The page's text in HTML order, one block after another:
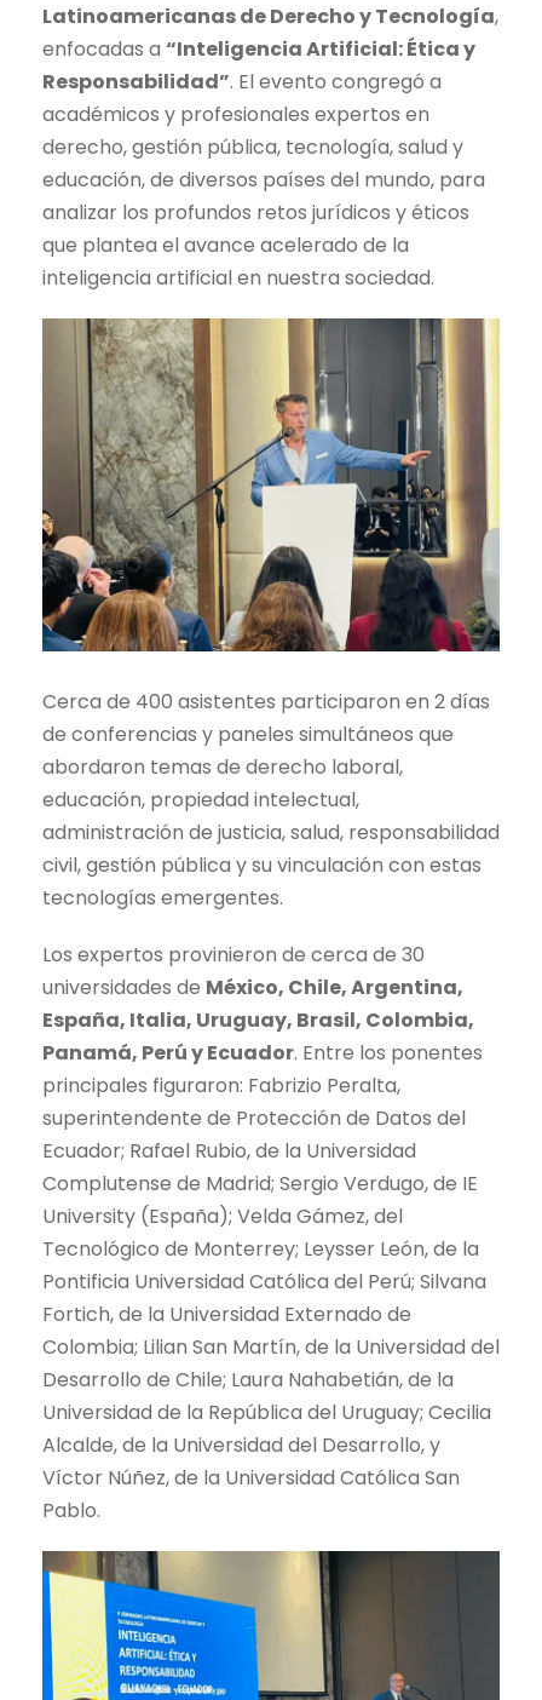
Latinoamericanas de Derecho y Tecnología,
enfocadas a “Inteligencia Artificial: Ética y
Responsabilidad”. El evento congregó a
académicos y profesionales expertos en
derecho, gestión pública, tecnología, salud y
educación, de diversos países del mundo, para
analizar los profundos retos jurídicos y éticos
que plantea el avance acelerado de la
inteligencia artificial en nuestra sociedad.
Cerca de 400 asistentes participaron en 2 días
de conferencias y paneles simultáneos que
abordaron temas de derecho laboral,
educación, propiedad intelectual,
administración de justicia, salud, responsabilidad
civil, gestión pública y su vinculación con estas
tecnologías emergentes.
Los expertos provinieron de cerca de 30
universidades de México, Chile, Argentina,
España, Italia, Uruguay, Brasil, Colombia,
Panamá, Perú y Ecuador. Entre los ponentes
principales figuraron: Fabrizio Peralta,
superintendente de Protección de Datos del
Ecuador; Rafael Rubio, de la Universidad
Complutense de Madrid; Sergio Verdugo, de IE
University (España); Velda Gámez, del
Tecnológico de Monterrey; Leysser León, de la
Pontificia Universidad Católica del Perú; Silvana
Fortich, de la Universidad Externado de
Colombia; Lilian San Martín, de la Universidad del
Desarrollo de Chile; Laura Nahabetián, de la
Universidad de la República del Uruguay; Cecilia
Alcalde, de la Universidad del Desarrollo, y
Víctor Núñez, de la Universidad Católica San
Pablo.